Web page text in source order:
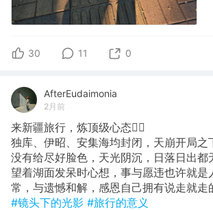
30 11 0
AfterEudaimonia
2月前
来新疆旅行，炼顶级心态💆‍♀️
独库、伊昭、安集海均封闭，天崩开局之
没有给尽好脸色，天光阴沉，日落日出都
望着湖面发呆时心想，事与愿违也许就是
常，与遗憾和解，感恩自己拥有说走就走
#镜头下的光影 #旅行的意义